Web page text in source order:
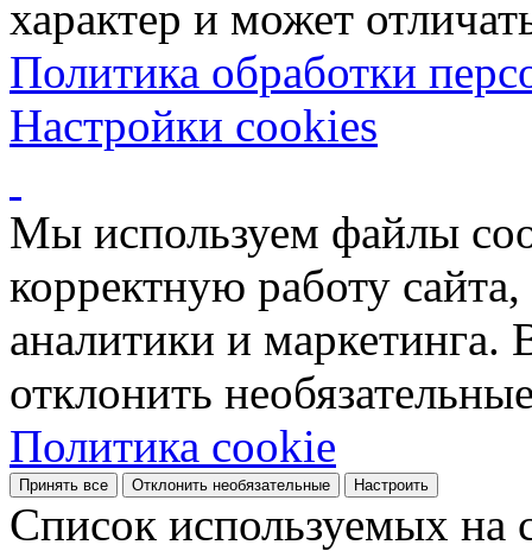
характер и может
Политика обработки
Настройки cookies
Мы используем файлы
корректную работу
аналитики и
отклонить
Политика cookie
Принять все Отклонить необязательные Настроить
Список используемых на